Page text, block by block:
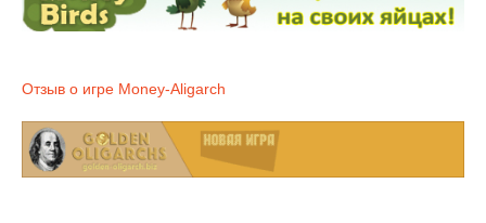
Отзыв о игре Money-Aligarch